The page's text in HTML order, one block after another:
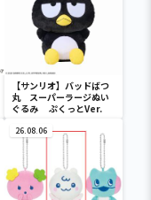
【サンリオ】バッドばつ
丸 スーパーラージぬい
ぐるみ ぷくっとVer.
26.08.06